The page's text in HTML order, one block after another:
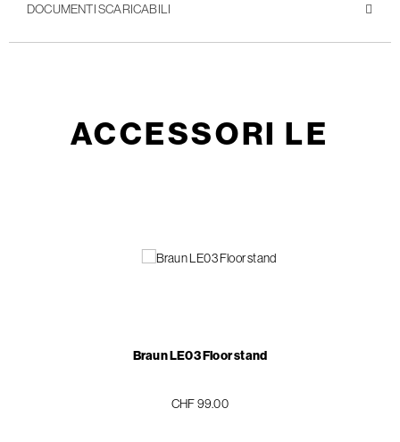
DOCUMENTI SCARICABILI
ACCESSORI LE
Braun LE03 Floor stand
CHF 99.00